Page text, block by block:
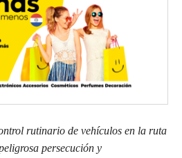
rutinario de vehículos en la ruta
persecución y